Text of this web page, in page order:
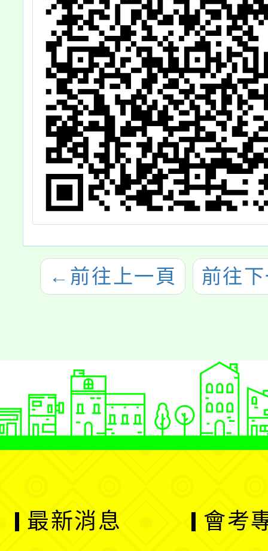
← 前往上一頁 前往
最新消息 會考